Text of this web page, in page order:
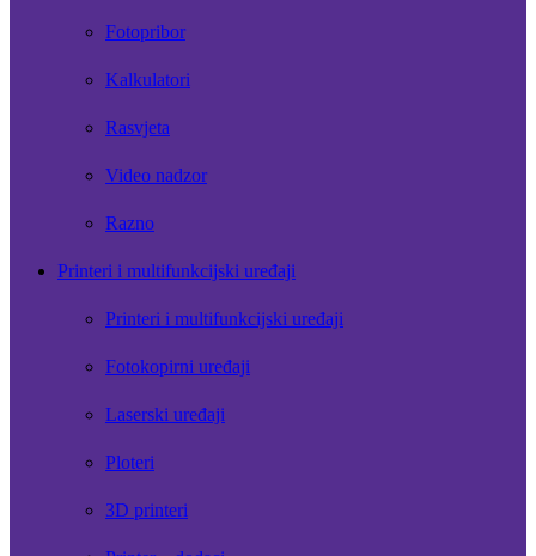
Fotopribor
Kalkulatori
Rasvjeta
Video nadzor
Razno
Printeri i multifunkcijski uređaji
Printeri i multifunkcijski uređaji
Fotokopirni uređaji
Laserski uređaji
Ploteri
3D printeri